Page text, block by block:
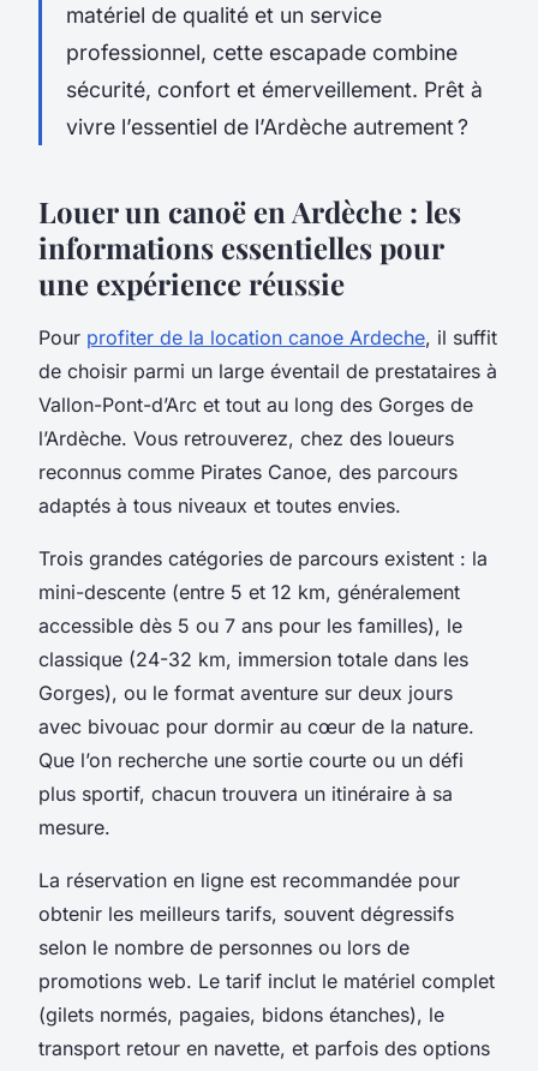
matériel de qualité et un service
professionnel, cette escapade combine
sécurité, confort et émerveillement. Prêt à
vivre l’essentiel de l’Ardèche autrement ?
Louer un canoë en Ardèche : les
informations essentielles pour
une expérience réussie
Pour profiter de la location canoe Ardeche, il suffit
de choisir parmi un large éventail de prestataires à
Vallon-Pont-d’Arc et tout au long des Gorges de
l’Ardèche. Vous retrouverez, chez des loueurs
reconnus comme Pirates Canoe, des parcours
adaptés à tous niveaux et toutes envies.
Trois grandes catégories de parcours existent : la
mini-descente (entre 5 et 12 km, généralement
accessible dès 5 ou 7 ans pour les familles), le
classique (24-32 km, immersion totale dans les
Gorges), ou le format aventure sur deux jours
avec bivouac pour dormir au cœur de la nature.
Que l’on recherche une sortie courte ou un défi
plus sportif, chacun trouvera un itinéraire à sa
mesure.
La réservation en ligne est recommandée pour
obtenir les meilleurs tarifs, souvent dégressifs
selon le nombre de personnes ou lors de
promotions web. Le tarif inclut le matériel complet
(gilets normés, pagaies, bidons étanches), le
transport retour en navette, et parfois des options